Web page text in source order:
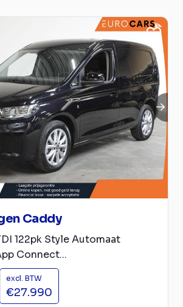
Caddy
122pk Style Automaat
Connect...
excl. BTW
€27.990